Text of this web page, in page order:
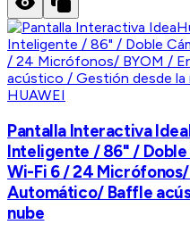
HUAWEI
Pantalla Interactiva
Inteligente / 86" / Doble
Wi-Fi 6 / 24
Automático/ Baffle
nube